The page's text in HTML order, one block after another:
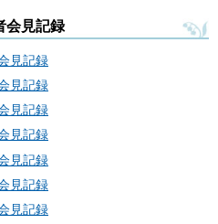
会見記録
見記録
見記録
見記録
見記録
見記録
見記録
見記録